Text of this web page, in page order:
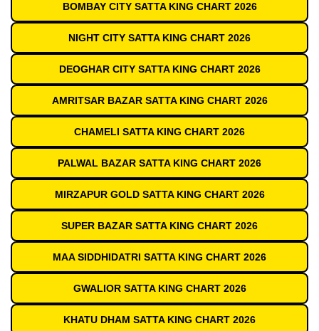
BOMBAY CITY SATTA KING CHART 2026
NIGHT CITY SATTA KING CHART 2026
DEOGHAR CITY SATTA KING CHART 2026
AMRITSAR BAZAR SATTA KING CHART 2026
CHAMELI SATTA KING CHART 2026
PALWAL BAZAR SATTA KING CHART 2026
MIRZAPUR GOLD SATTA KING CHART 2026
SUPER BAZAR SATTA KING CHART 2026
MAA SIDDHIDATRI SATTA KING CHART 2026
GWALIOR SATTA KING CHART 2026
KHATU DHAM SATTA KING CHART 2026